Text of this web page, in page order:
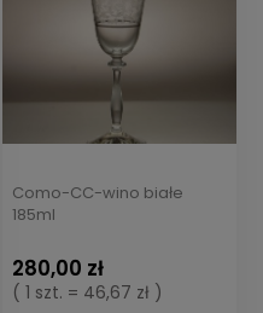
Como-CC-wino białe
185ml
280,00 zł
( 1 szt. = 46,67 zł )